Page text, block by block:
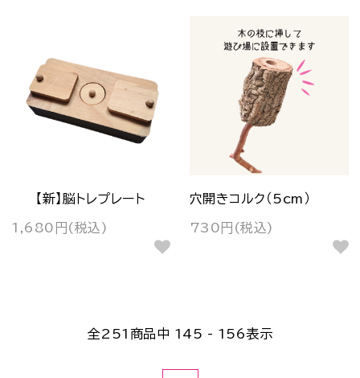
【新】脳トレプレート
1,680円(税込)
穴開きコルク（5cm）
730円(税込)
全251 商品中 145 - 156表示